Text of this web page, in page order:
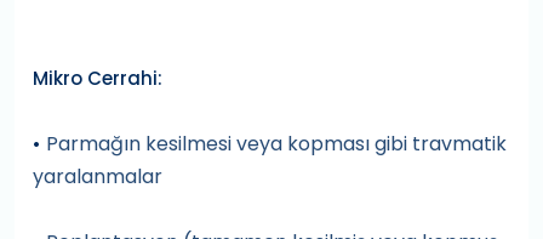
Mikro Cerrahi:
• Parmağın kesilmesi veya kopması gibi travmatik
yaralanmalar